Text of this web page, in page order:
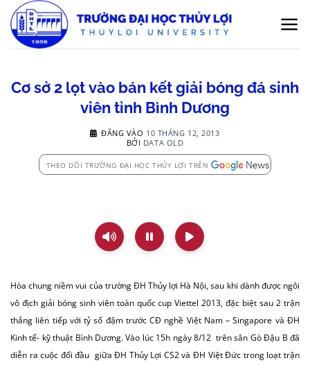
qua
nội
Cơ sở 2 lọt vào bán kết giải bóng đá sinh
viên tỉnh Bình Dương
ĐĂNG VÀO 10 THÁNG 12, 2013
BỞI DATA OLD
THEO DÕI TRƯỜNG ĐẠI HỌC THỦY LỢI TRÊN
Hòa chung niềm vui của trường ĐH Thủy lợi Hà Nội, sau khi dành được ngôi
vô địch giải bóng sinh viên toàn quốc cup Viettel 2013, đặc biệt sau 2 trận
thắng liên tiếp với tỷ số đậm trước CĐ nghề Việt Nam – Singapore và ĐH
Kinh tế- kỹ thuật Bình Dương. Vào lúc 15h ngày 8/12 trên sân Gò Đậu B đã
diễn ra cuộc đối đầu giữa ĐH Thủy Lợi CS2 và ĐH Việt Đức trong loạt trận